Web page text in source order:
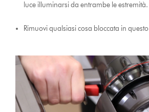
luce illuminarsi da entrambe le estremità.
Rimuovi qualsiasi cosa bloccata in